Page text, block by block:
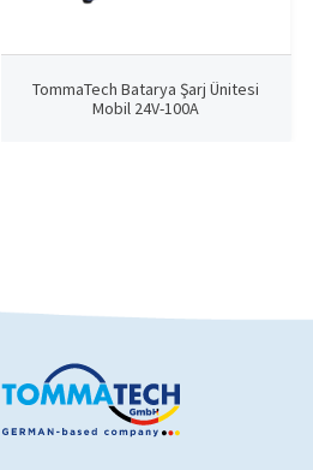
TommaTech Batarya Şarj Ünitesi
Mobil 24V-100A